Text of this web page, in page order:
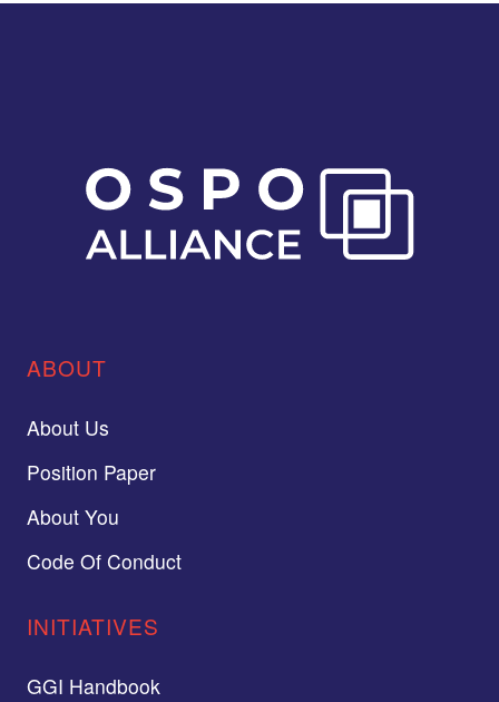
ABOUT
About Us
Position Paper
About You
Code Of Conduct
INITIATIVES
GGI Handbook